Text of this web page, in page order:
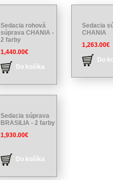
Sedacia rohová
súprava CHANIA -
2 farby
1,440.00€
Do košíka
Sedacia
CHANIA
1,263.00€
Do
Sedacia súprava
BRASILIA - 2 farby
1,930.00€
Do košíka